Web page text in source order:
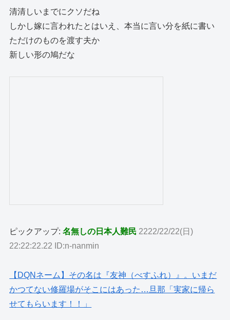
清清しいまでにクソだね
しかし嫁に言われたとはいえ、本当に言い分を紙に書い
ただけのものを渡す夫か
新しい形の鳩だな
ピックアップ:名無しの日本人難民 2222/22/22(日)
22:22:22.22 ID:n-nanmin
【DQNネーム】その名は『友神（べすふれ）』。いまだ
かつてない修羅場がそこにはあった…旦那「実家に帰ら
せてもらいます！！」